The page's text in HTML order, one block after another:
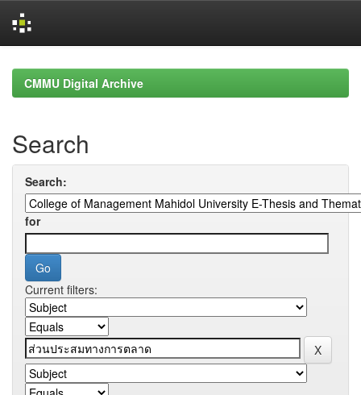
navigationCMMU Digital Archive
Search
Search:
for
Current filters: